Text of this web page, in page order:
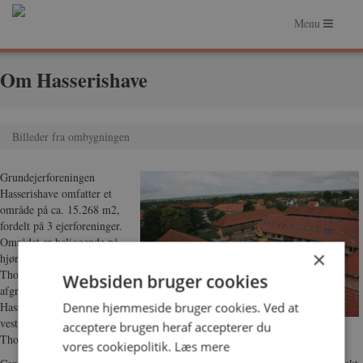
Menu
Faciliteter
Praktiske forhold
Om Hasserishave
Billeder fra ombygningen
Grundejerforeningen
Hasserishave omfatter et
område på ca. 15.268 m2,
fordelt på 3 ejerforeninger.
Området er beliggende på
hjørnet af Hasserisvej og
Thorsens Allé. Mod syd
afgrænses området af
Hasseris Bymidte og mod
vest af en række villaer på
Thorsens Alle og Magnoliavej.
×
Websiden bruger cookies
Denne hjemmeside bruger cookies. Ved at
acceptere brugen heraf accepterer du
vores cookiepolitik. Læs mere